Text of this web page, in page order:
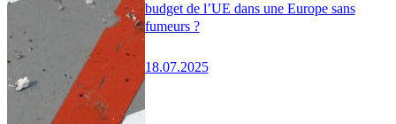
budget de l’UE dans une Europe sans
fumeurs ?
18.07.2025